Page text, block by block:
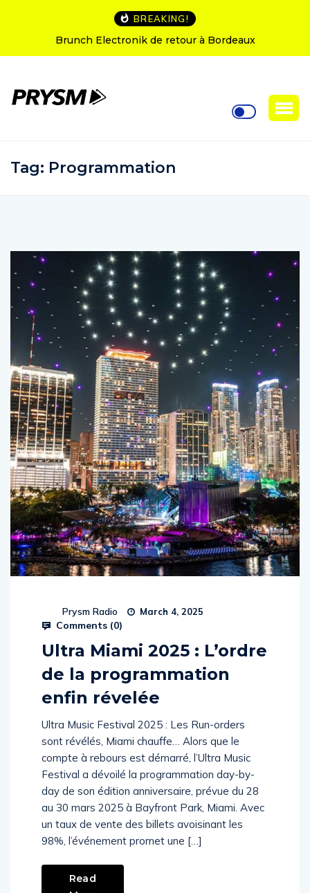
BREAKING!
L’Amnesia Ibiza fête ses 50 ans : le programme des
soirées d’ouverture
Tag: Programmation
Prysm Radio March 4, 2025
Comments (0)
Ultra Miami 2025 : L’ordre
de la programmation
enfin révelée
Ultra Music Festival 2025 : Les Run-orders
sont révélés, Miami chauffe… Alors que le
compte à rebours est démarré, l’Ultra Music
Festival a dévoilé la programmation day-by-
day de son édition anniversaire, prévue du 28
au 30 mars 2025 à Bayfront Park, Miami. Avec
un taux de vente des billets avoisinant les
98%, l’événement promet une […]
Read